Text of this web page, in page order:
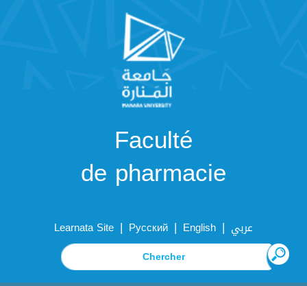
Faculté
de pharmacie
Learnata Site | Русский | English | عربي